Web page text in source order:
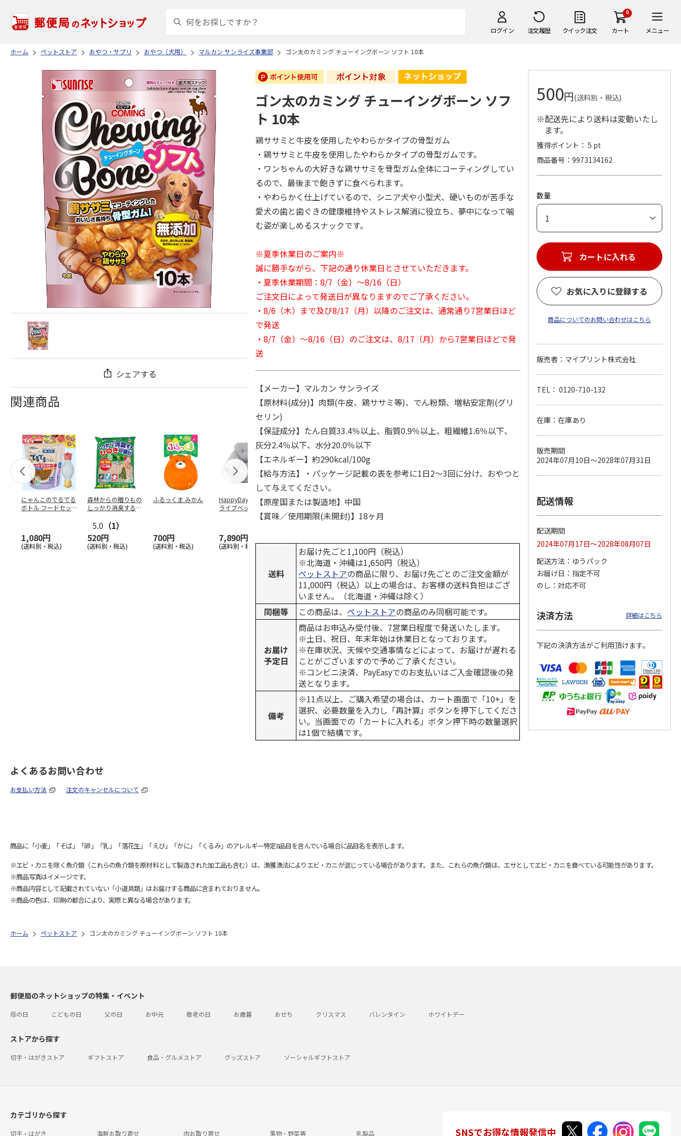
ログイン 注文履歴 クイック注文
0
カート メニュー
ホーム ペットストア おやつ・サプリ おやつ（犬用） マルカン サンライズ事業部 ゴン太のカミング チューイングボーン ソフト 10本
シェアする
関連商品
にゃんこのでるでる
ボトル フードセッ
1,080円
(送料別・税込)
森林からの贈りもの
しっかり消臭するひ
5.0 （1）
520円
(送料別・税込)
ふるっくま みかん
700円
(送料別・税込)
HappyDays 2wayド
ライブベッド グレ
7,890円
(送料別・税込)
獣医師開発 ニオイ
をとる砂専用 猫ト
イレ ナチュラルグ
(送料別・税込)
デオトイレ 飛び散
らない消臭・抗菌サ
ンド 4L
(送料別・税込) (送料別・税込) (送料別・税込)
ペット線香 虹のか
なた フルーティフ
ローラルの香り
590円
(送料別・税込)
100円
(送料別・税込)
ゴン太のカミング チューイングボーン ソフ
ト 10本
鶏ササミと牛皮を使用したやわらかタイプの骨型ガム
・鶏ササミと牛皮を使用したやわらかタイプの骨型ガムです。
・ワンちゃんの大好きな鶏ササミを骨型ガム全体にコーティングしてい
るので、最後まで飽きずに食べられます。
・やわらかく仕上げているので、シニア犬や小型犬、硬いものが苦手な
愛犬の歯と歯ぐきの健康維持やストレス解消に役立ち、夢中になって噛
む姿が楽しめるスナックです。
※夏季休業日のご案内※
誠に勝手ながら、下記の通り休業日とさせていただきます。
・夏季休業期間：8/7（金）～8/16（日）
ご注文日によって発送日が異なりますのでご了承ください。
・8/6（木）まで及び8/17（月）以降のご注文は、通常通り7営業日ほど
で発送
・8/7（金）～8/16（日）のご注文は、8/17（月）から7営業日ほどで発
送
【メーカー】マルカン サンライズ
【原材料(成分)】肉類(牛皮、鶏ササミ等)、でん粉類、増粘安定剤(グリ
セリン)
【保証成分】たん白質33.4％以上、脂質0.9％以上、粗繊維1.6％以下、
灰分2.4％以下、水分20.0％以下
【エネルギー】約290kcal/100g
【給与方法】・パッケージ記載の表を参考に1日2～3回に分け、おやつと
して与えてください。
【原産国または製造地】中国
【賞味／使用期限(未開封)】18ヶ月
送料
お届け先ごと1,100円（税込）
※北海道・沖縄は1,650円（税込）
ペットストアの商品に限り、お届け先ごとのご注文金額が
11,000円（税込）以上の場合は、お客様の送料負担はござ
いません。（北海道・沖縄は除く）
同梱等
この商品は、ペットストアの商品のみ同梱可能です。
お届け
予定日
商品はお申込み受付後、7営業日程度で発送いたします。
※土日、祝日、年末年始は休業日となっております。
※在庫状況、天候や交通事情などによって、お届けが遅れる
ことがございますので予めご了承ください。
※コンビニ決済、PayEasyでのお支払いはご入金確認後の発
送となります。
備考
※11点以上、ご購入希望の場合は、カート画面で「10+」を
選択、必要数量を入力し「再計算」ボタンを押下してくださ
い。当画面での「カートに入れる」ボタン押下時の数量選択
は1個で結構です。
500円(送料別・税込)
※配送先により送料は変動いたし
ます。
獲得ポイント： 5 pt
商品番号
9973134162
数量
カートに入れる
お気に入りに登録する
商品についてのお問い合わせはこちら
販売者：マイプリント株式会社
TEL： 0120-710-132
在庫：在庫あり
販売期間
2024年07月10日～2028年07月31日
配送情報
配送期間
2024年07月17日～2028年08月07日
配送方法
ゆうパック
お届け日
指定不可
のし
対応不可
決済方法 詳細はこちら
下記の決済方法がご利用頂けます。
よくあるお問い合わせ
お支払い方法 注文のキャンセルについて
商品に「小麦」「そば」「卵」「乳」「落花生」「えび」「かに」「くるみ」のアレルギー特定8品目を含んでいる場合に品目名を表示します。
※エビ・カニを除く魚介類（これらの魚介類を原材料として製造された加工品も含む）は、漁獲漁法によりエビ・カニが混じっている場合があります。また、これらの魚介類は、エサとしてエビ・カニを食べている可能性があります。
※商品写真はイメージです。
※商品内容として記載されていない「小道具類」はお届けする商品に含まれておりません。
※商品の色は、印刷の都合により、実際と異なる場合があります。
ホーム ペットストア ゴン太のカミング チューイングボーン ソフト 10本
郵便局のネットショップの特集・イベント
母の日 こどもの日 父の日 お中元 敬老の日 お歳暮 おせち クリスマス バレンタイン ホワイトデー
ストアから探す
切手・はがきストア ギフトストア 食品・グルメストア グッズストア ソーシャルギフトストア
カテゴリから探す
切手・はがき 海鮮お取り寄せ 肉お取り寄せ 果物・野菜等 乳製品 SNSでお得な情報発信中